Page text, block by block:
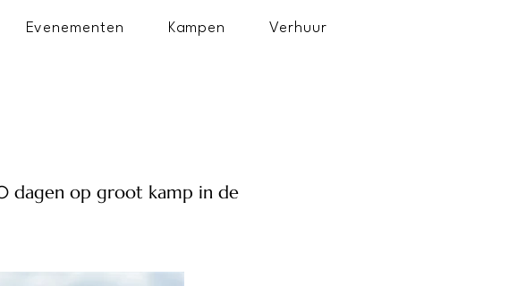
Evenementen Kampen Verhuur
dagen op groot kamp in de